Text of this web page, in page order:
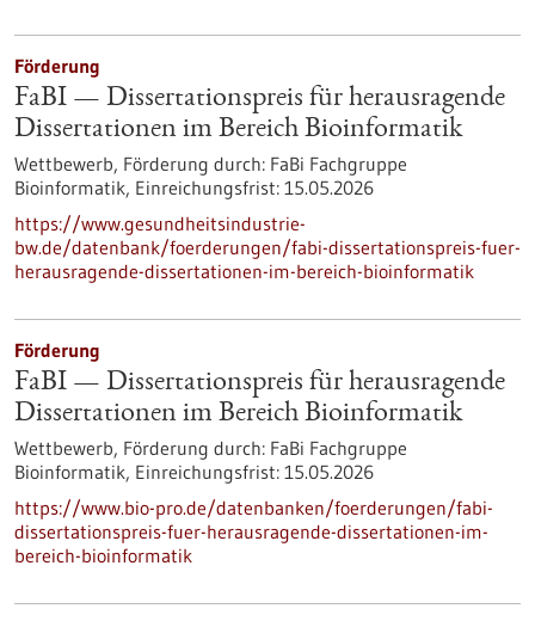
Förderung
FaBI — Dissertationspreis für herausragende
Dissertationen im Bereich Bioinformatik
Wettbewerb, Förderung durch: FaBi Fachgruppe
Bioinformatik, Einreichungsfrist: 15.05.2026
https://www.gesundheitsindustrie-
bw.de/datenbank/foerderungen/fabi-dissertationspreis-fuer-
herausragende-dissertationen-im-bereich-bioinformatik
Förderung
FaBI — Dissertationspreis für herausragende
Dissertationen im Bereich Bioinformatik
Wettbewerb, Förderung durch: FaBi Fachgruppe
Bioinformatik, Einreichungsfrist: 15.05.2026
https://www.bio-pro.de/datenbanken/foerderungen/fabi-
dissertationspreis-fuer-herausragende-dissertationen-im-
bereich-bioinformatik